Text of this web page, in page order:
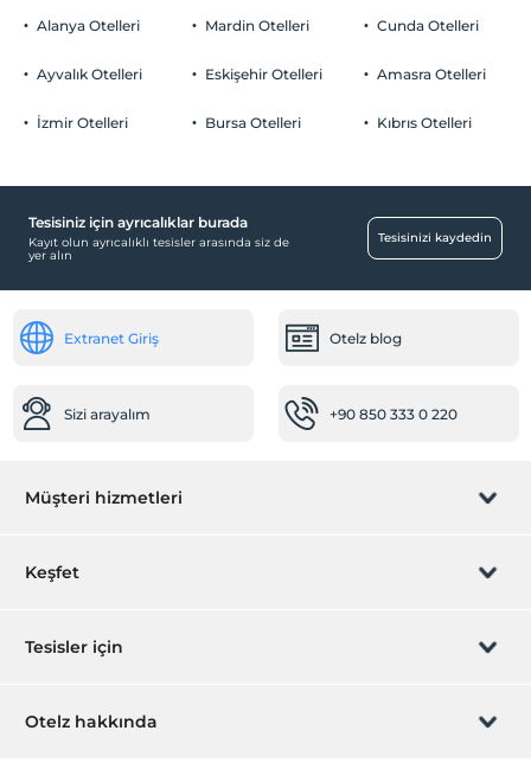
Otopark
Ücretsiz Halka Açık Otopark
Sağlık
2 yaşına kadar olan bebekler ücretsizdir.
Alanya Otelleri
Ayvalık Otelleri
İzmir Otelleri
Mardin Otelleri
Eskişehir Otelleri
Bursa Otelleri
Cunda Otelleri
Amasra Otelleri
Kıbrıs Otelleri
Tesisiniz için ayrıcalıklar burada
Kayıt olun ayrıcalıklı tesisler arasında siz de
yer alın
Tesisinizi kaydedin
Extranet Giriş Otelz blog
Sizi arayalım +90 850 333 0 220
Müşteri hizmetleri
Rezervasyon yönet
Keşfet
Hediye Kart
Tesisler için
Hemen tesisinizi ekleyin
Otelz hakkında